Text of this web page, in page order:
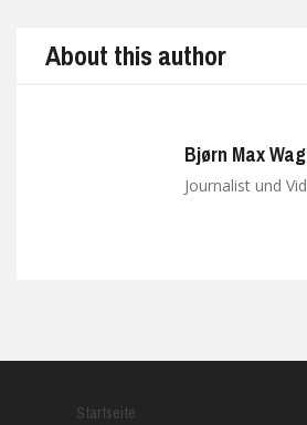
About this author
Bjørn Max
Journalist und
Startseite